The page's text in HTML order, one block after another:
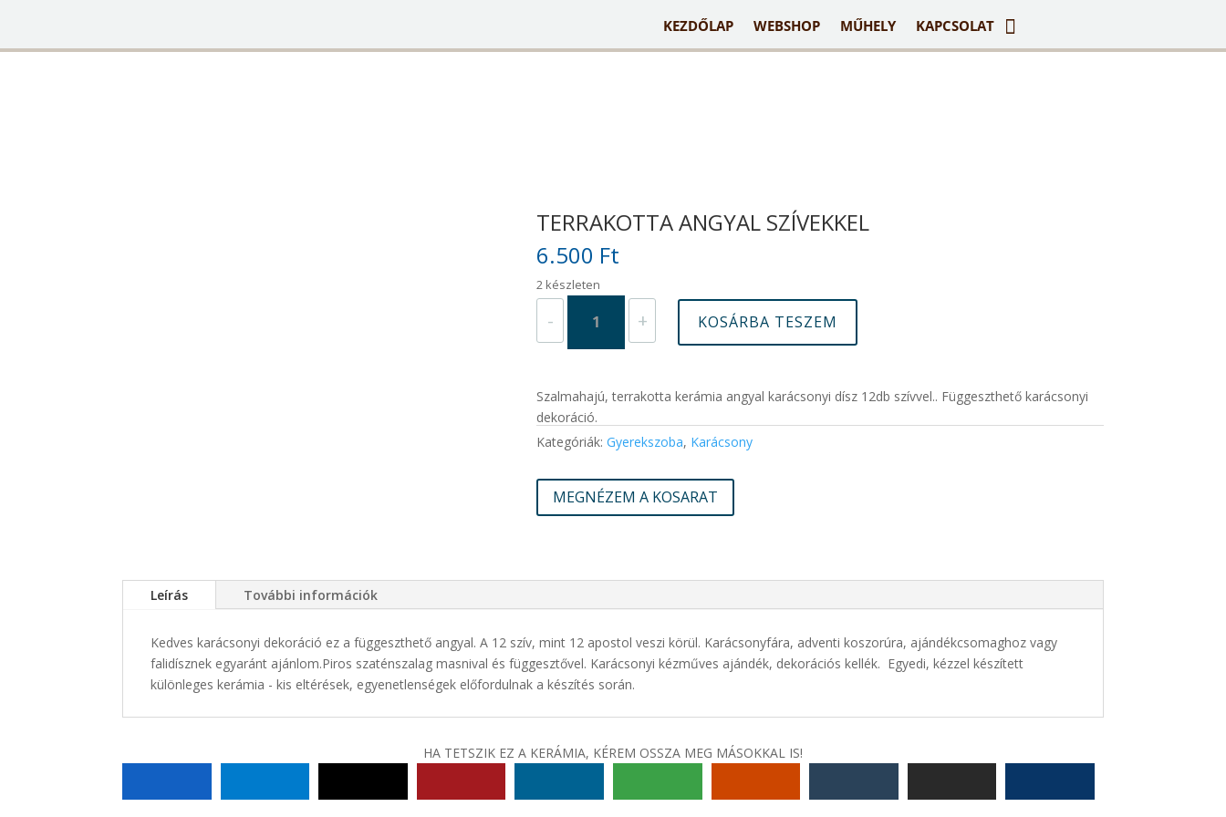
KEZDŐLAP WEBSHOP MŰHELY KAPCSOLAT
TERRAKOTTA ANGYAL SZÍVEKKEL
6.500 Ft
2 készleten
-
Terrakotta
angyal
szívekkel
+ KOSÁRBA TESZEM
Szalmahajú, terrakotta kerámia angyal karácsonyi dísz 12db szívvel.. Függeszthető karácsonyi
dekoráció.
Kategóriák:Gyerekszoba, Karácsony
MEGNÉZEM A KOSARAT
Leírás További információk
Kedves karácsonyi dekoráció ez a függeszthető angyal. A 12 szív, mint 12 apostol veszi körül. Karácsonyfára, adventi koszorúra, ajándékcsomaghoz vagy
falidísznek egyaránt ajánlom.Piros szaténszalag masnival és függesztővel. Karácsonyi kézműves ajándék, dekorációs kellék. Egyedi, kézzel készített
különleges kerámia - kis eltérések, egyenetlenségek előfordulnak a készítés során.
HA TETSZIK EZ A KERÁMIA, KÉREM OSSZA MEG MÁSOKKAL IS!